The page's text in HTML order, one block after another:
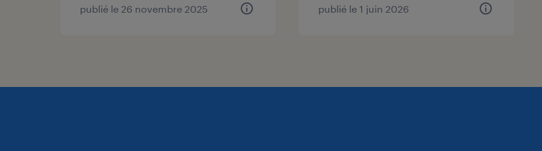
publié le 26 novembre 2025 publié le 1 juin 2026